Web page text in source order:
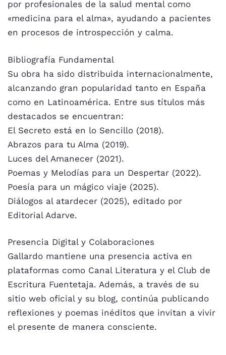
por profesionales de la salud mental como
«medicina para el alma», ayudando a pacientes
en procesos de introspección y calma.
Bibliografía Fundamental
Su obra ha sido distribuida internacionalmente,
alcanzando gran popularidad tanto en España
como en Latinoamérica. Entre sus títulos más
destacados se encuentran:
El Secreto está en lo Sencillo (2018).
Abrazos para tu Alma (2019).
Luces del Amanecer (2021).
Poemas y Melodías para un Despertar (2022).
Poesía para un mágico viaje (2025).
Diálogos al atardecer (2025), editado por
Editorial Adarve.
Presencia Digital y Colaboraciones
Gallardo mantiene una presencia activa en
plataformas como Canal Literatura y el Club de
Escritura Fuentetaja. Además, a través de su
sitio web oficial y su blog, continúa publicando
reflexiones y poemas inéditos que invitan a vivir
el presente de manera consciente.